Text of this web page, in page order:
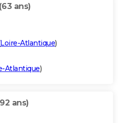
(63 ans)
Loire-Atlantique)
Atlantique)
ans)